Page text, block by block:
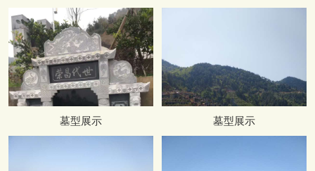
墓型展示 墓型展示